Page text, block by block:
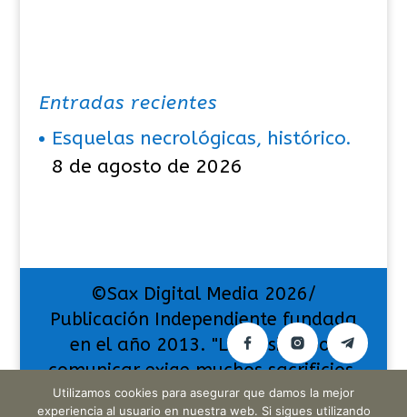
Entradas recientes
Esquelas necrológicas, histórico.
8 de agosto de 2026
©Sax Digital Media 2026/
Publicación Independiente fundada
en el año 2013. "La pasión por
comunicar exige muchos sacrificios,
pero también da muchas
Utilizamos cookies para asegurar que damos la mejor
experiencia al usuario en nuestra web. Si sigues utilizando